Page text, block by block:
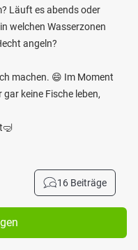
Läuft es abends oder
welchen Wasserzonen
angeln?
machen. 😄 Im Moment
keine Fische leben,
16 Beiträge